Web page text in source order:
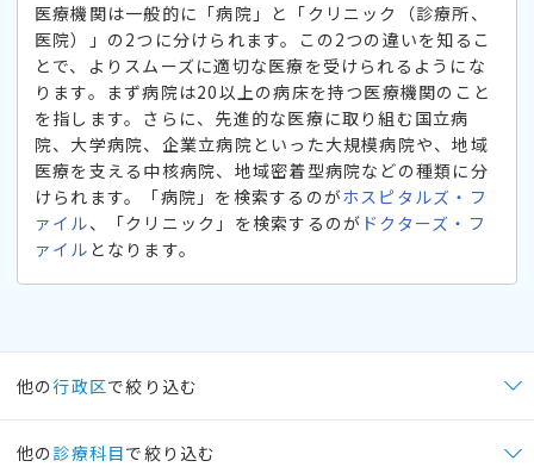
医療機関は一般的に「病院」と「クリニック（診療所、
医院）」の2つに分けられます。この2つの違いを知るこ
とで、よりスムーズに適切な医療を受けられるようにな
ります。まず病院は20以上の病床を持つ医療機関のこと
を指します。さらに、先進的な医療に取り組む国立病
院、大学病院、企業立病院といった大規模病院や、地域
医療を支える中核病院、地域密着型病院などの種類に分
けられます。「病院」を検索するのがホスピタルズ・フ
ァイル、「クリニック」を検索するのが ドクターズ・フ
ァイル となります。
他の行政区で絞り込む
他の 診療科目で絞り込む